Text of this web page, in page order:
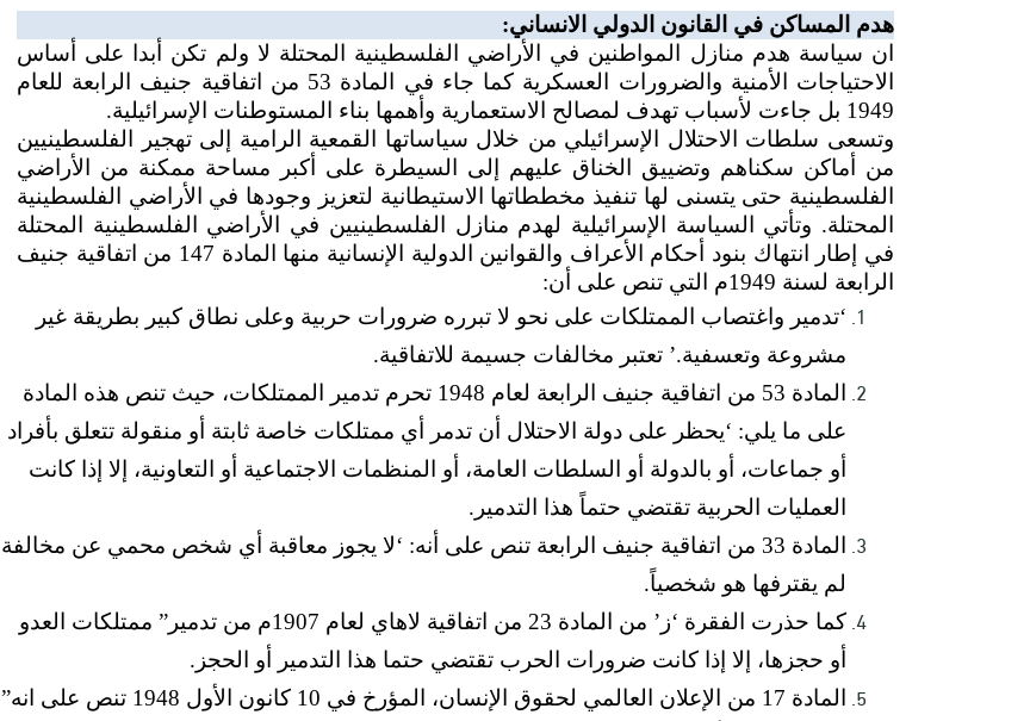
هدم المساكن في القانون الدولي الانساني:
ان سياسة هدم منازل المواطنين في الأراضي الفلسطينية المحتلة لا ولم تكن أبدا على أساس
الاحتياجات الأمنية والضرورات العسكرية كما جاء في المادة 53 من اتفاقية جنيف الرابعة للعام
1949 بل جاءت لأسباب تهدف لمصالح الاستعمارية وأهمها بناء المستوطنات الإسرائيلية.
وتسعى سلطات الاحتلال الإسرائيلي من خلال سياساتها القمعية الرامية إلى تهجير الفلسطينيين
من أماكن سكناهم وتضييق الخناق عليهم إلى السيطرة على أكبر مساحة ممكنة من الأراضي
الفلسطينية حتى يتسنى لها تنفيذ مخططاتها الاستيطانية لتعزيز وجودها في الأراضي الفلسطينية
المحتلة. وتأتي السياسة الإسرائيلية لهدم منازل الفلسطينيين في الأراضي الفلسطينية المحتلة
في إطار انتهاك بنود أحكام الأعراف والقوانين الدولية الإنسانية منها المادة 147 من اتفاقية جنيف
الرابعة لسنة 1949م التي تنص على أن:
‘تدمير واغتصاب الممتلكات على نحو لا تبرره ضرورات حربية وعلى نطاق كبير بطريقة غير
مشروعة وتعسفية.’ تعتبر مخالفات جسيمة للاتفاقية.
المادة 53 من اتفاقية جنيف الرابعة لعام 1948 تحرم تدمير الممتلكات، حيث تنص هذه المادة
على ما يلي: ‘يحظر على دولة الاحتلال أن تدمر أي ممتلكات خاصة ثابتة أو منقولة تتعلق بأفراد
أو جماعات، أو بالدولة أو السلطات العامة، أو المنظمات الاجتماعية أو التعاونية، إلا إذا كانت
العمليات الحربية تقتضي حتماً هذا التدمير.
المادة 33 من اتفاقية جنيف الرابعة تنص على أنه: ‘لا يجوز معاقبة أي شخص محمي عن مخالفة
لم يقترفها هو شخصياً.
كما حذرت الفقرة ‘ز’ من المادة 23 من اتفاقية لاهاي لعام 1907م من تدمير” ممتلكات العدو
أو حجزها، إلا إذا كانت ضرورات الحرب تقتضي حتما هذا التدمير أو الحجز.
المادة 17 من الإعلان العالمي لحقوق الإنسان، المؤرخ في 10 كانون الأول 1948 تنص على انه”